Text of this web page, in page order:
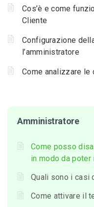
Cos’è e come
Cliente
Configurazione
l’amministratore
Come analizzare le
Amministratore
Come posso
in modo da
Quali sono i casi
Come attivare il